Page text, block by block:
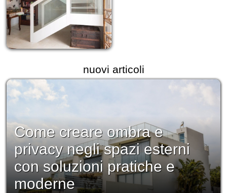
nuovi articoli
Come creare ombra e
privacy negli spazi esterni
con soluzioni pratiche e
moderne